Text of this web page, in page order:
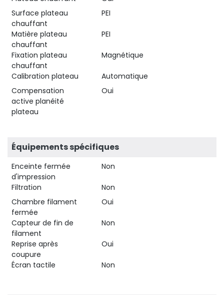
Surface plateau
chauffant
PEI
Matière plateau
chauffant
PEI
Fixation plateau
chauffant
Magnétique
Calibration plateau
Automatique
Compensation
active planéité
plateau
Oui
Équipements spécifiques
Enceinte fermée
d'impression
Non
Filtration
Non
Chambre filament
fermée
Oui
Capteur de fin de
filament
Non
Reprise après
coupure
Oui
Écran tactile Non